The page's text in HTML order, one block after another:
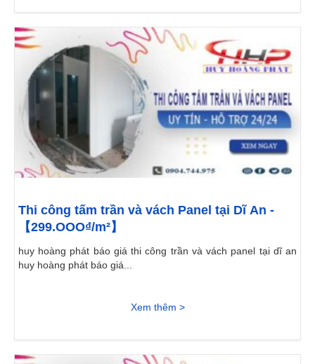
Thi công tấm trần và vách Panel tại Dĩ An -
【299.OOO₫/m²】
huy hoàng phát báo giá thi công trần và vách panel tại dĩ an
huy hoàng phát báo giá...
Xem thêm >